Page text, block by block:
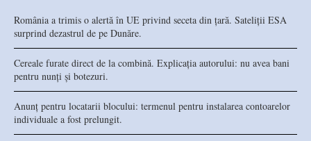
România a trimis o alertă în UE privind seceta din țară. Sateliții ESA
surprind dezastrul de pe Dunăre.
Cereale furate direct de la combină. Explicația autorului: nu avea bani
pentru nunți și botezuri.
Anunț pentru locatarii blocului: termenul pentru instalarea contoarelor
individuale a fost prelungit.